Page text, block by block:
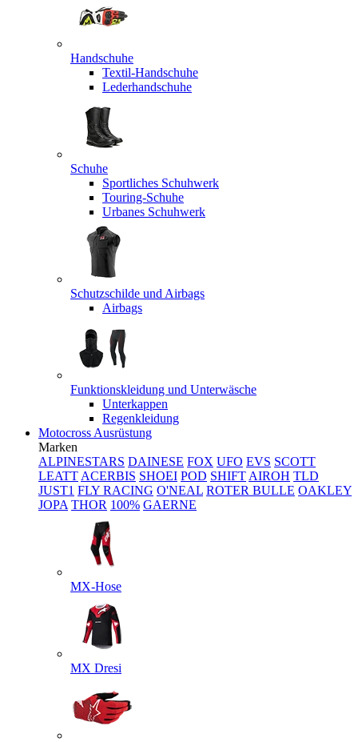
Handschuhe
Textil-Handschuhe
Lederhandschuhe
Schuhe
Sportliches Schuhwerk
Touring-Schuhe
Urbanes Schuhwerk
Schutzschilde und Airbags
Airbags
Funktionskleidung und Unterwäsche
Unterkappen
Regenkleidung
Motocross Ausrüstung
Marken
ALPINESTARS DAINESE FOX UFO EVS SCOTT
LEATT ACERBIS SHOEI POD SHIFT AIROH TLD
JUST1 FLY RACING O'NEAL ROTER BULLE OAKLEY
JOPA THOR 100% GAERNE
MX-Hose
MX Dresi